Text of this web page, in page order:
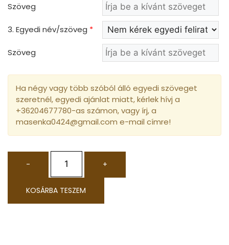
Szöveg
3. Egyedi név/szöveg *
Szöveg
Ha négy vagy több szóból álló egyedi szöveget
szeretnél, egyedi ajánlat miatt, kérlek hívj a
+36204677780-as számon, vagy írj, a
masenka0424@gmail.com e-mail címre!
- +
KOSÁRBA TESZEM